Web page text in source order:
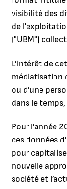
visibilité des
de
("UBM")
L’intérêt de
médiatisation
ou d’une
dans le temps,
Pour l’année
ces données
pour
nouvelle
société et